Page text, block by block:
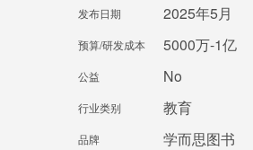
发布日期 2025年5月
预算/研发成本 5000万-1亿
公益 No
行业类别 教育
品牌 学而思图书